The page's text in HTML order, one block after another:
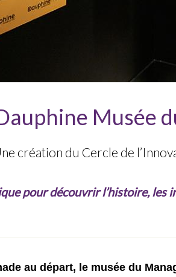
Musée
création du Cercle de
pour découvrir l’histoire, les
au départ, le musée du